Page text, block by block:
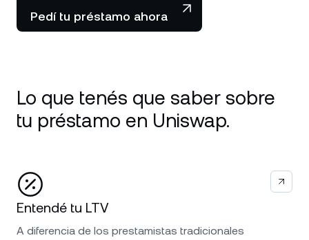
Pedí tu préstamo ahora
Lo que tenés que saber sobre
tu préstamo en Uniswap.
Entendé tu LTV
A diferencia de los prestamistas tradicionales